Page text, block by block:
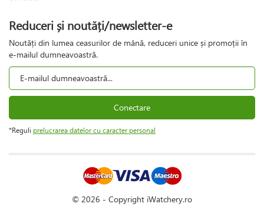
Reduceri și noutăți/newsletter-e
Noutăți din lumea ceasurilor de mână, reduceri unice și promoții în
e-mailul dumneavoastră.
Conectare
*Reguli prelucrarea datelor cu caracter personal
© 2026 - Copyright iWatchery.ro